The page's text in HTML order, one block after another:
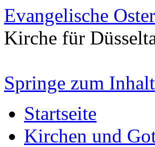
Evangelische
Kirche für
Springe zum Inhalt
Startseite
Kirchen und